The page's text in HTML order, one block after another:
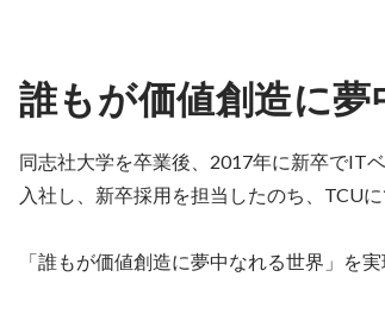
誰もが価値創造に
同志社大学を卒業後、2017年に新卒でIT
入社し、新卒採用を担当したのち、TCU
「誰もが価値創造に夢中なれる世界」を